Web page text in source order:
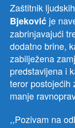
Zaštitnik
Bjeković je
zabrinjavajući
dodatno brine,
zabilježena
predstavljena i
teror postojećih
manje
,,Pozivam na